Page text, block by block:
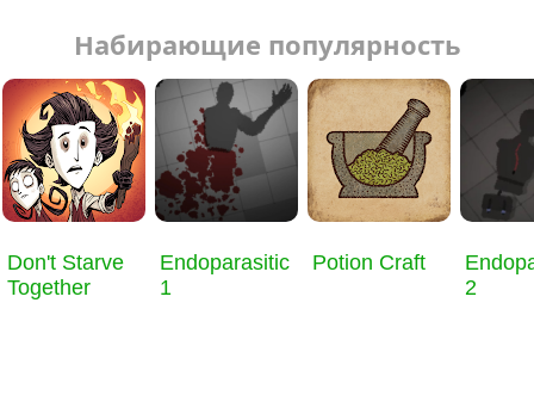
Набирающие популярность
Don't Starve
Together
Endoparasitic
1
Potion Craft
2